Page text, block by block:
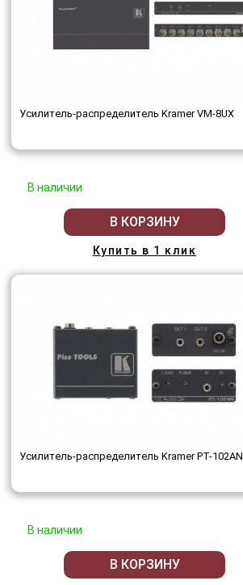
Усилитель-распределитель Kramer VM-8UX
В наличии
В КОРЗИНУ
Купить в 1 клик
Усилитель-распределитель Kramer PT-102AN
В наличии
В КОРЗИНУ